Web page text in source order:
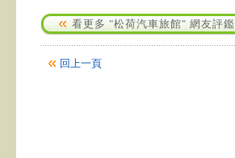
看更多 "松荷汽車旅館" 網友評鑑
回上一頁